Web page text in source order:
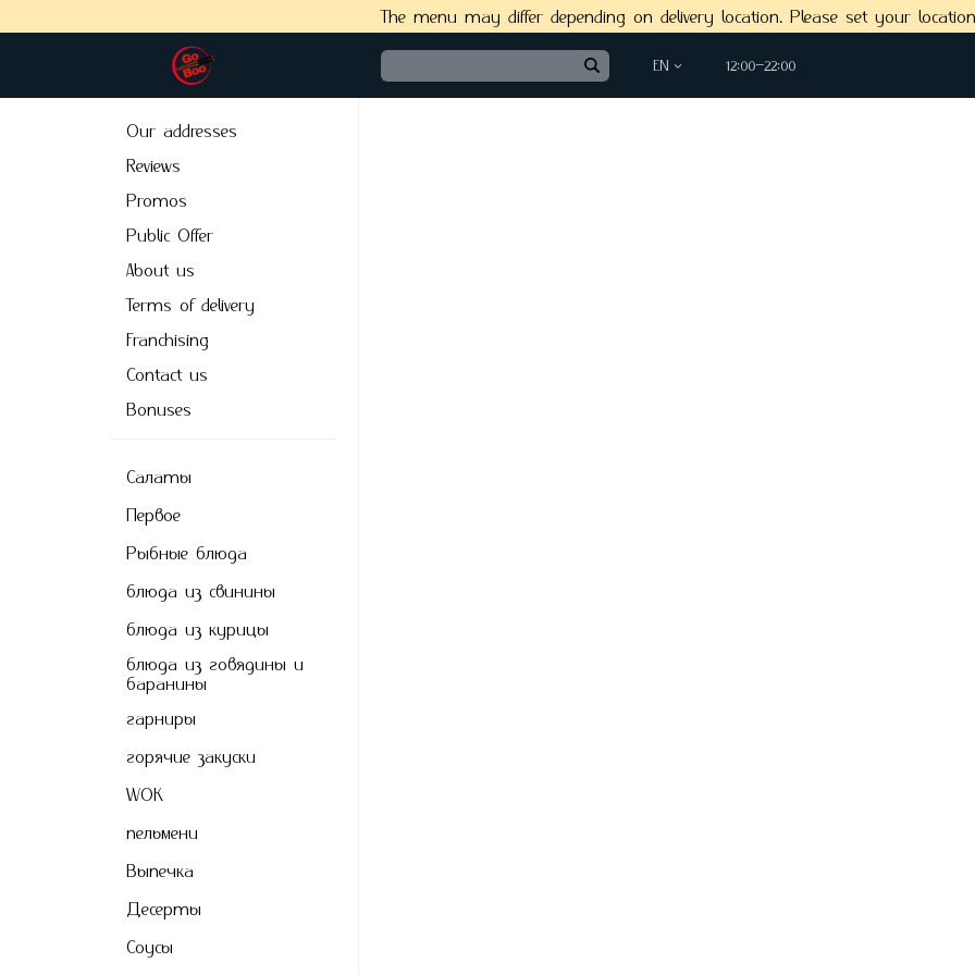
The menu may differ depending on delivery location. Please set your
EN 12:00−22:00
Our addresses
Reviews
Promos
Public Offer
About us
Terms of delivery
Franchising
Сontact us
Bonuses
Салаты
Первое
Рыбные блюда
блюда из свинины
блюда из курицы
блюда из говядины и
баранины
гарниры
горячие закуски
WOK
пельмени
Выпечкa
Десерты
Соусы